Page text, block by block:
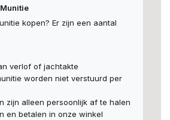
kopen? Er zijn een aantal
verlof of jachtakte
worden niet verstuurd per
zijn alleen persoonlijk af te halen
en betalen in onze winkel